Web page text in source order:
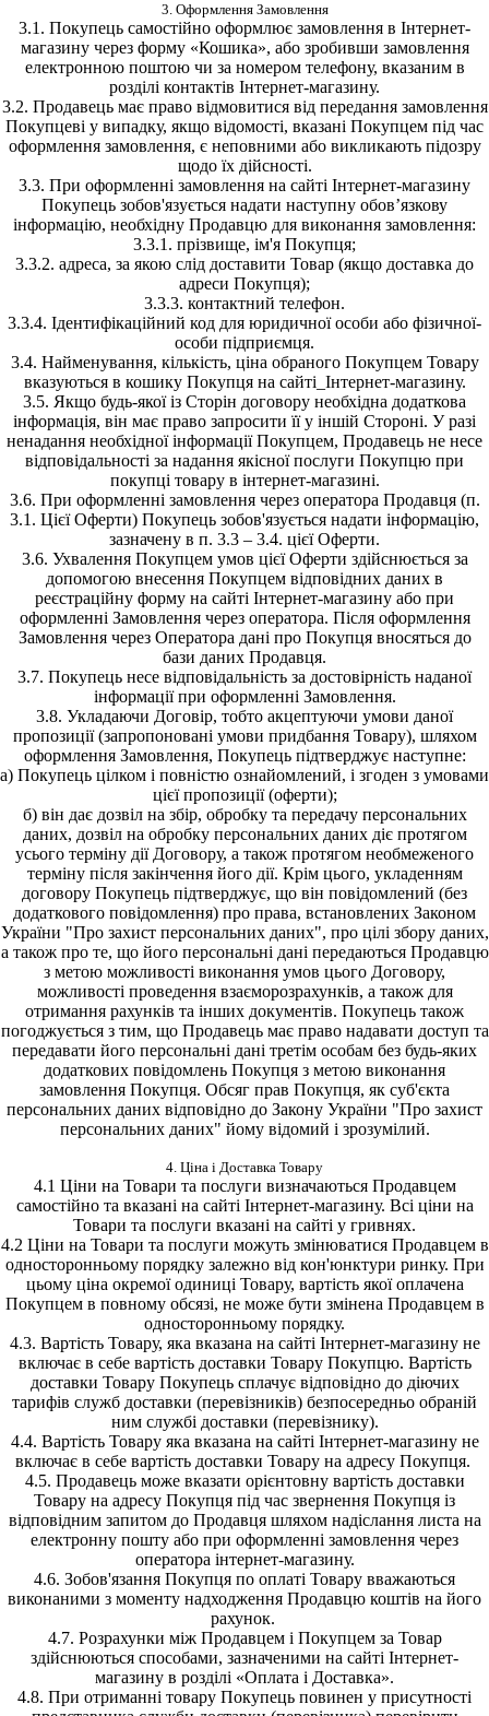
3. Оформлення Замовлення
3.1. Покупець самостійно оформлює замовлення в Інтернет-
магазину через форму «Кошика», або зробивши замовлення
електронною поштою чи за номером телефону, вказаним в
розділі контактів Інтернет-магазину.
3.2. Продавець має право відмовитися від передання замовлення
Покупцеві у випадку, якщо відомості, вказані Покупцем під час
оформлення замовлення, є неповними або викликають підозру
щодо їх дійсності.
3.3. При оформленні замовлення на сайті Інтернет-магазину
Покупець зобов'язується надати наступну обов’язкову
інформацію, необхідну Продавцю для виконання замовлення:
3.3.1. прізвище, ім'я Покупця;
3.3.2. адреса, за якою слід доставити Товар (якщо доставка до
адреси Покупця);
3.3.3. контактний телефон.
3.3.4. Ідентифікаційний код для юридичної особи або фізичної-
особи підприємця.
3.4. Найменування, кількість, ціна обраного Покупцем Товару
вказуються в кошику Покупця на сайті_Інтернет-магазину.
3.5. Якщо будь-якої із Сторін договору необхідна додаткова
інформація, він має право запросити її у іншій Стороні. У разі
ненадання необхідної інформації Покупцем, Продавець не несе
відповідальності за надання якісної послуги Покупцю при
покупці товару в інтернет-магазині.
3.6. При оформленні замовлення через оператора Продавця (п.
3.1. Цієї Оферти) Покупець зобов'язується надати інформацію,
зазначену в п. 3.3 – 3.4. цієї Оферти.
3.6. Ухвалення Покупцем умов цієї Оферти здійснюється за
допомогою внесення Покупцем відповідних даних в
реєстраційну форму на сайті Інтернет-магазину або при
оформленні Замовлення через оператора. Після оформлення
Замовлення через Оператора дані про Покупця вносяться до
бази даних Продавця.
3.7. Покупець несе відповідальність за достовірність наданої
інформації при оформленні Замовлення.
3.8. Укладаючи Договір, тобто акцептуючи умови даної
пропозиції (запропоновані умови придбання Товару), шляхом
оформлення Замовлення, Покупець підтверджує наступне:
а) Покупець цілком і повністю ознайомлений, і згоден з умовами
цієї пропозиції (оферти);
б) він дає дозвіл на збір, обробку та передачу персональних
даних, дозвіл на обробку персональних даних діє протягом
усього терміну дії Договору, а також протягом необмеженого
терміну після закінчення його дії. Крім цього, укладенням
договору Покупець підтверджує, що він повідомлений (без
додаткового повідомлення) про права, встановлених Законом
України "Про захист персональних даних", про цілі збору даних,
а також про те, що його персональні дані передаються Продавцю
з метою можливості виконання умов цього Договору,
можливості проведення взаєморозрахунків, а також для
отримання рахунків та інших документів. Покупець також
погоджується з тим, що Продавець має право надавати доступ та
передавати його персональні дані третім особам без будь-яких
додаткових повідомлень Покупця з метою виконання
замовлення Покупця. Обсяг прав Покупця, як суб'єкта
персональних даних відповідно до Закону України "Про захист
персональних даних" йому відомий і зрозумілий.
4. Ціна і Доставка Товару
4.1 Ціни на Товари та послуги визначаються Продавцем
самостійно та вказані на сайті Інтернет-магазину. Всі ціни на
Товари та послуги вказані на сайті у гривнях.
4.2 Ціни на Товари та послуги можуть змінюватися Продавцем в
односторонньому порядку залежно від кон'юнктури ринку. При
цьому ціна окремої одиниці Товару, вартість якої оплачена
Покупцем в повному обсязі, не може бути змінена Продавцем в
односторонньому порядку.
4.3. Вартість Товару, яка вказана на сайті Інтернет-магазину не
включає в себе вартість доставки Товару Покупцю. Вартість
доставки Товару Покупець сплачує відповідно до діючих
тарифів служб доставки (перевізників) безпосередньо обраній
ним службі доставки (перевізнику).
4.4. Вартість Товару яка вказана на сайті Інтернет-магазину не
включає в себе вартість доставки Товару на адресу Покупця.
4.5. Продавець може вказати орієнтовну вартість доставки
Товару на адресу Покупця під час звернення Покупця із
відповідним запитом до Продавця шляхом надіслання листа на
електронну пошту або при оформленні замовлення через
оператора інтернет-магазину.
4.6. Зобов'язання Покупця по оплаті Товару вважаються
виконаними з моменту надходження Продавцю коштів на його
рахунок.
4.7. Розрахунки між Продавцем і Покупцем за Товар
здійснюються способами, зазначеними на сайті Інтернет-
магазину в розділі «Оплата і Доставка».
4.8. При отриманні товару Покупець повинен у присутності